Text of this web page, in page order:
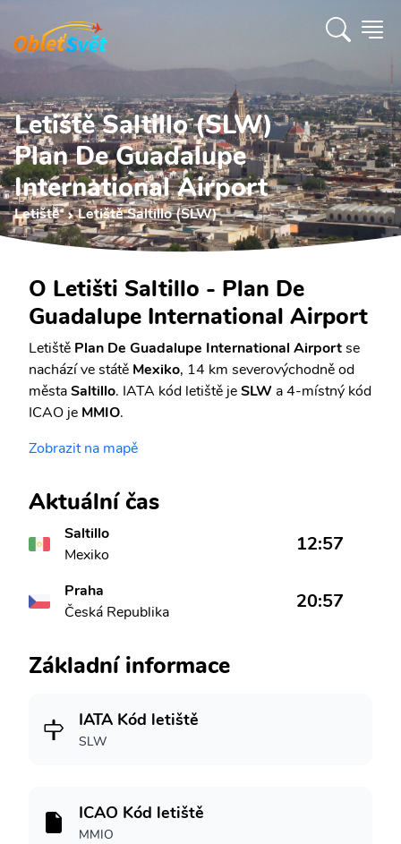
Letiště Saltillo (SLW)
Plan De Guadalupe
International Airport
Letiště Letiště Saltillo (SLW)
O Letišti Saltillo - Plan De
Guadalupe International Airport
Letiště Plan De Guadalupe International Airportse
nachází ve státě Mexiko, 14 km severovýchodně od
městaSaltillo. IATA kód letiště jeSLW a 4-místný kód
ICAO je MMIO.
Zobrazit na mapě
Aktuální čas
Saltillo
Mexiko
12:57
Praha
Česká Republika
20:57
Základní informace
IATA Kód letiště
SLW
ICAO Kód letiště
MMIO